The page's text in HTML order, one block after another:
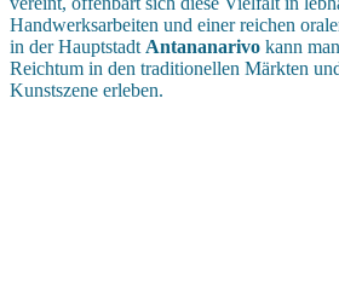
Handwerksarbeiten und einer reichen
in der Hauptstadt Antananarivo kann
Reichtum in den traditionellen Märkten
Kunstszene erleben.